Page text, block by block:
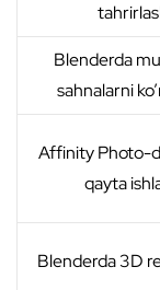
Blenderda
sahnalarni
Affinity Photo-
qayta
Blenderda 3D